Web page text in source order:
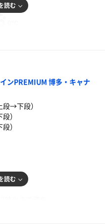
…
進行してくださった皆様、
わってから
グースが
で
で」
た🌪
り、
。
て、
す。
るし、
ョンには
読む
ンPREMIUM 博多・キャナ
→下段）
）
）
読む